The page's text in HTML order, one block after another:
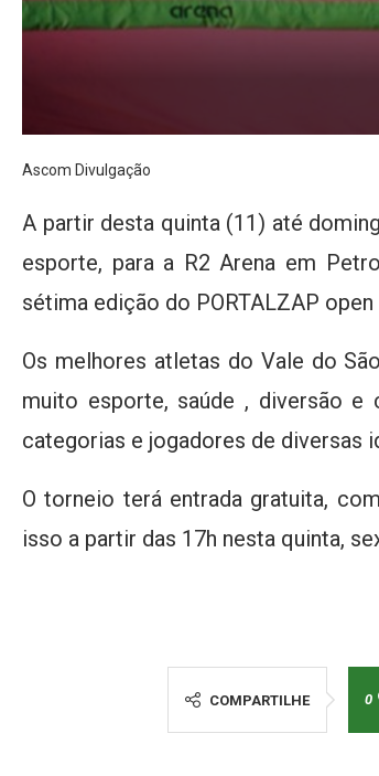
Ascom Divulgação
A partir desta quinta (11) até
esporte, para a R2 Arena em
sétima edição do PORTALZAP open
Os melhores atletas do Vale do
muito esporte, saúde , diversão e
categorias e jogadores de diversas
O torneio terá entrada gratuita,
isso a partir das 17h nesta quinta,
COMPARTILHE 0